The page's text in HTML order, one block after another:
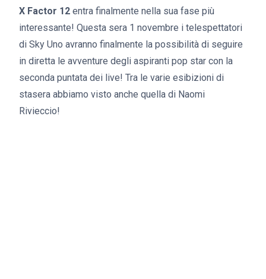
X Factor 12 entra finalmente nella sua fase più
interessante! Questa sera 1 novembre i telespettatori
di Sky Uno avranno finalmente la possibilità di seguire
in diretta le avventure degli aspiranti pop star con la
seconda puntata dei live! Tra le varie esibizioni di
stasera abbiamo visto anche quella di Naomi
Rivieccio!